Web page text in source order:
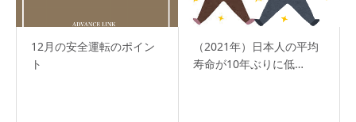
12月の安全運転のポイン
ト
（2021年）日本人の平均
寿命が10年ぶりに低…